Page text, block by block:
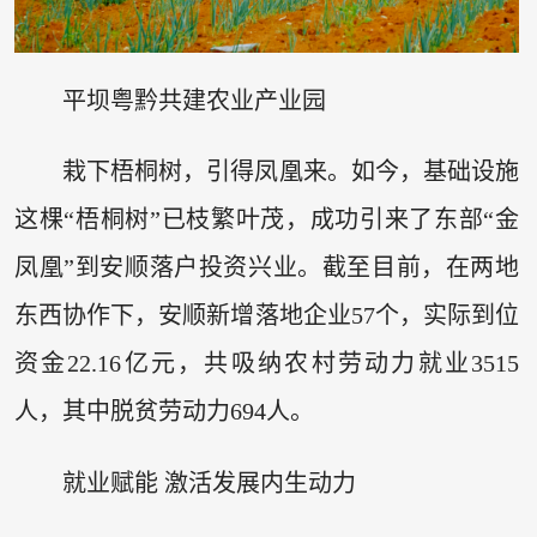
平坝粤黔共建农业产业园
栽下梧桐树，引得凤凰来。如今，基础设施
这棵“梧桐树”已枝繁叶茂，成功引来了东部“金
凤凰”到安顺落户投资兴业。截至目前，在两地
东西协作下，安顺新增落地企业57个，实际到位
资金22.16亿元，共吸纳农村劳动力就业3515
人，其中脱贫劳动力694人。
就业赋能 激活发展内生动力